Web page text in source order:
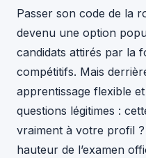
Passer son code de la
devenu une option
candidats attirés par la
compétitifs. Mais
apprentissage flexible
questions légitimes :
vraiment à votre profil
hauteur de l’examen